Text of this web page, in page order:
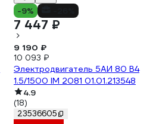
-9%
7 447 ₽
9 190 ₽
10 093 ₽
Электродвигатель 5АИ 80 В4
1.5/1500 IM 2081 01.01.213548
4.9
(18)
23536605